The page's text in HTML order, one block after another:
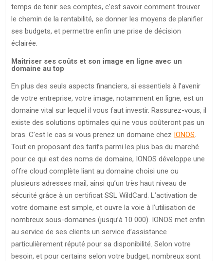
temps de tenir ses comptes, c’est savoir comment trouver
le chemin de la rentabilité, se donner les moyens de planifier
ses budgets, et permettre enfin une prise de décision
éclairée.
Maîtriser ses coûts et son image en ligne avec un
domaine au top
En plus des seuls aspects financiers, si essentiels à l’avenir
de votre entreprise, votre image, notamment en ligne, est un
domaine vital sur lequel il vous faut investir. Rassurez-vous, il
existe des solutions optimales qui ne vous coûteront pas un
bras. C’est le cas si vous prenez un domaine chez IONOS.
Tout en proposant des tarifs parmi les plus bas du marché
pour ce qui est des noms de domaine, IONOS développe une
offre cloud complète liant au domaine choisi une ou
plusieurs adresses mail, ainsi qu’un très haut niveau de
sécurité grâce à un certificat SSL WildCard. L’activation de
votre domaine est simple, et ouvre la voie à l’utilisation de
nombreux sous-domaines (jusqu’à 10 000). IONOS met enfin
au service de ses clients un service d’assistance
particulièrement réputé pour sa disponibilité. Selon votre
besoin, et pour certains selon votre budget, nombreux sont